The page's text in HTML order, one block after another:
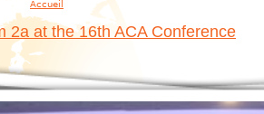
2a at the 16th ACA Conference
Vous êtes ici
Accueil